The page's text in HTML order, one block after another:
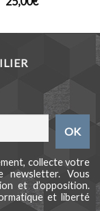
collecte votre
newsletter. Vous
et d’opposition.
et liberté